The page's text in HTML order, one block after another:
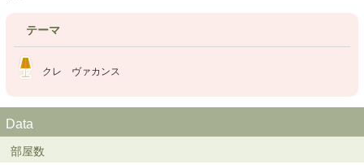
テーマ
クレ ヴァカンス
Data
部屋数